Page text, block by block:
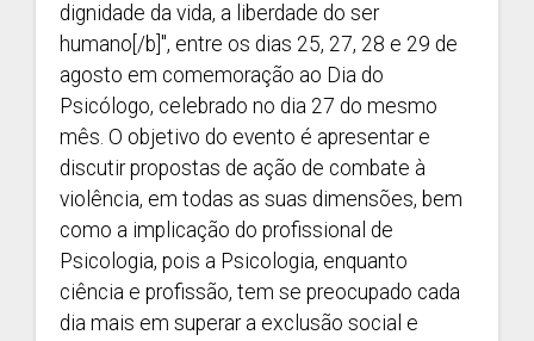
dignidade da vida, a liberdade do ser
humano[/b]", entre os dias 25, 27, 28 e 29 de
agosto em comemoração ao Dia do
Psicólogo, celebrado no dia 27 do mesmo
mês. O objetivo do evento é apresentar e
discutir propostas de ação de combate à
violência, em todas as suas dimensões, bem
como a implicação do profissional de
Psicologia, pois a Psicologia, enquanto
ciência e profissão, tem se preocupado cada
dia mais em superar a exclusão social e